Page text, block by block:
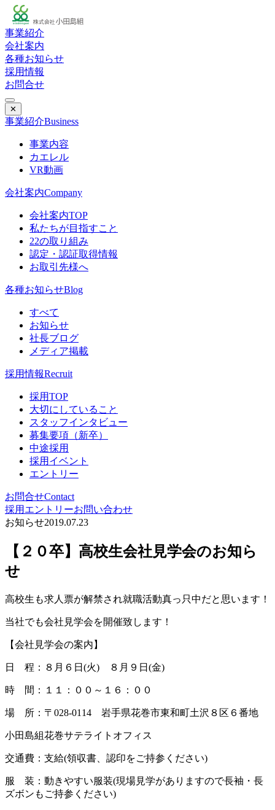
事業紹介
会社案内
各種お知らせ
採用情報
お問合せ
✕
事業紹介Business
事業内容
カエレル
VR動画
会社案内Company
会社案内TOP
私たちが目指すこと
22の取り組み
認定・認証取得情報
お取引先様へ
各種お知らせBlog
すべて
お知らせ
社長ブログ
メディア掲載
採用情報Recruit
採用TOP
大切にしていること
スタッフインタビュー
募集要項（新卒）
中途採用
採用イベント
エントリー
お問合せContact
採用エントリーお問い合わせ
お知らせ2019.07.23
【２０卒】高校生会社見学会のお知ら
せ
高校生も求人票が解禁され就職活動真っ只中だと思います！
当社でも会社見学会を開催致します！
【会社見学会の案内】
日 程：８月６日(火) ８月９日(金)
時 間：１１：００～１６：００
場 所：〒028-0114 岩手県花巻市東和町土沢８区６番地
小田島組花巻サテライトオフィス
交通費：支給(領収書、認印をご持参ください)
服 装：動きやすい服装(現場見学がありますので長袖・長
ズボンもご持参ください)